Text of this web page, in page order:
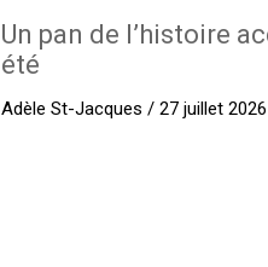
Un pan de l’histoire
été
Adèle St-Jacques / 27 juillet 2026